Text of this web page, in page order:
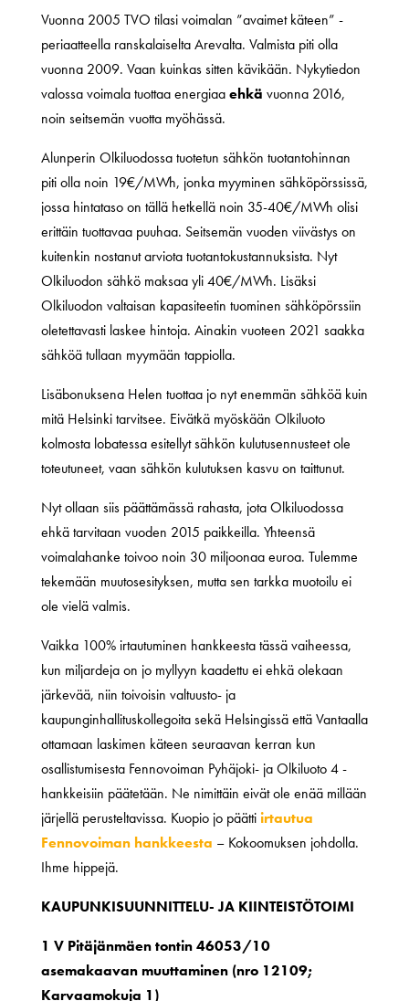
Vuonna 2005 TVO tilasi voimalan ”avaimet käteen” -
periaatteella ranskalaiselta Arevalta. Valmista piti olla
vuonna 2009. Vaan kuinkas sitten kävikään. Nykytiedon
valossa voimala tuottaa energiaaehkä vuonna 2016,
noin seitsemän vuotta myöhässä.
Alunperin Olkiluodossa tuotetun sähkön tuotantohinnan
piti olla noin 19€/MWh, jonka myyminen sähköpörssissä,
jossa hintataso on tällä hetkellä noin 35-40€/MWh olisi
erittäin tuottavaa puuhaa. Seitsemän vuoden viivästys on
kuitenkin nostanut arviota tuotantokustannuksista. Nyt
Olkiluodon sähkö maksaa yli 40€/MWh. Lisäksi
Olkiluodon valtaisan kapasiteetin tuominen sähköpörssiin
oletettavasti laskee hintoja. Ainakin vuoteen 2021 saakka
sähköä tullaan myymään tappiolla.
Lisäbonuksena Helen tuottaa jo nyt enemmän sähköä kuin
mitä Helsinki tarvitsee. Eivätkä myöskään Olkiluoto
kolmosta lobatessa esitellyt sähkön kulutusennusteet ole
toteutuneet, vaan sähkön kulutuksen kasvu on taittunut.
Nyt ollaan siis päättämässä rahasta, jota Olkiluodossa
ehkä tarvitaan vuoden 2015 paikkeilla. Yhteensä
voimalahanke toivoo noin 30 miljoonaa euroa. Tulemme
tekemään muutosesityksen, mutta sen tarkka muotoilu ei
ole vielä valmis.
Vaikka 100% irtautuminen hankkeesta tässä vaiheessa,
kun miljardeja on jo myllyyn kaadettu ei ehkä olekaan
järkevää, niin toivoisin valtuusto- ja
kaupunginhallituskollegoita sekä Helsingissä että Vantaalla
ottamaan laskimen käteen seuraavan kerran kun
osallistumisesta Fennovoiman Pyhäjoki- ja Olkiluoto 4 -
hankkeisiin päätetään. Ne nimittäin eivät ole enää millään
järjellä perusteltavissa. Kuopio jo päättiirtautua
Fennovoiman hankkeesta – Kokoomuksen johdolla.
Ihme hippejä.
KAUPUNKISUUNNITTELU- JA KIINTEISTÖTOIMI
1 V Pitäjänmäen tontin 46053/10
asemakaavan muuttaminen (nro 12109;
Karvaamokuja 1)